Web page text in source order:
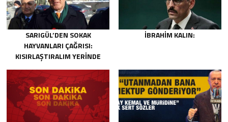
SARIGÜL’DEN SOKAK
HAYVANLARI ÇAĞRISI:
KISIRLAŞTIRALIM YERINDE
İBRAHIM KALIN: